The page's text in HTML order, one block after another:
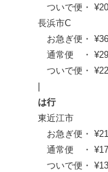
ついで便・
長浜市C
お急ぎ便・
通常便 ・
ついで便・
は行
東近江市
お急ぎ便・
通常便 ・
ついで便・